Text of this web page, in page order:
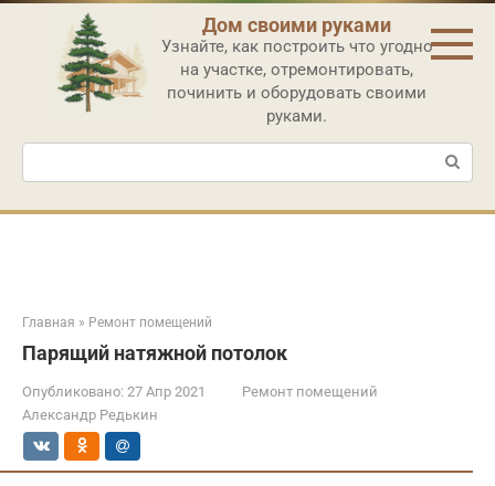
Перейти
контенту
Дом своими руками
Узнайте, как построить что угодно
на участке, отремонтировать,
починить и оборудовать своими
руками.
Поиск:
Главная » Ремонт помещений
Парящий натяжной потолок
Опубликовано: 27 Апр 2021
Ремонт помещений
Александр Редькин